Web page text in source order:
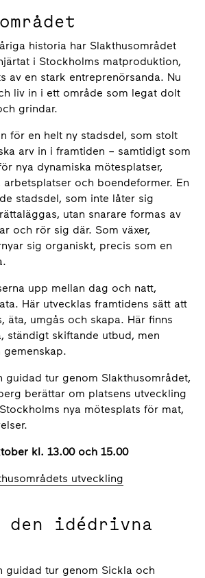
historia har Slakthusområdet
i Stockholms matproduktion,
av en stark entreprenörsanda. Nu
liv in i ett område som legat dolt
grindar.
för en helt ny stadsdel, som stolt
arv in i framtiden – samtidigt som
nya dynamiska mötesplatser,
arbetsplatser och boendeformer. En
stadsdel, som inte låter sig
utan snarare formas av
och rör sig där. Som växer,
sig organiskt, precis som en
upp mellan dag och natt,
Här utvecklas framtidens sätt att
äta, umgås och skapa. Här finns
ständigt skiftande utbud, men
guidad tur genom Slakthusområdet,
berättar om platsens utveckling
nya mötesplats för mat,
kl. 13.00 och 15.00
utveckling
idédrivna
guidad tur genom Sickla och